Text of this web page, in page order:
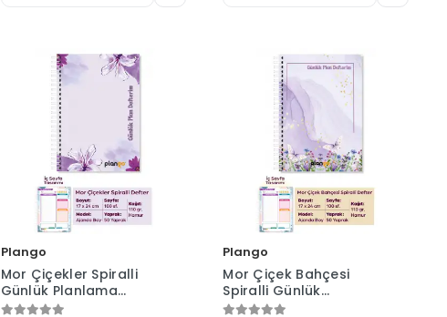
Plango
Mor Çiçekler Spiralli
Günlük Planlama
Defteri - 100 Sayfa -
Plango
Mor Çiçek Bahçesi
Spiralli Günlük
Planlama Defteri - 100